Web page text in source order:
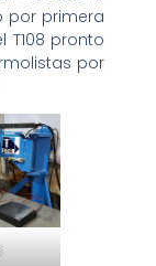
por primera
T108 pronto
por